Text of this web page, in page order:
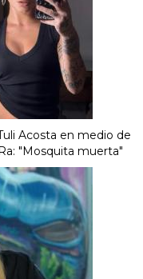
Acosta en medio de
"Mosquita muerta"